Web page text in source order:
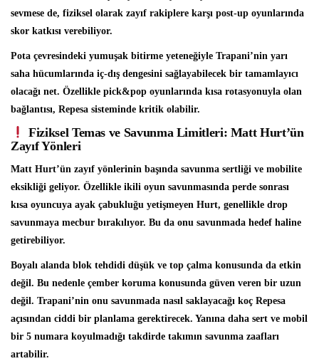
sevmese de, fiziksel olarak zayıf rakiplere karşı post-up oyunlarında
skor katkısı verebiliyor.
Pota çevresindeki yumuşak bitirme yeteneğiyle Trapani’nin yarı
saha hücumlarında iç-dış dengesini sağlayabilecek bir tamamlayıcı
olacağı net. Özellikle pick&pop oyunlarında kısa rotasyonuyla olan
bağlantısı, Repesa sisteminde kritik olabilir.
Fiziksel Temas ve Savunma Limitleri: Matt Hurt’ün
Zayıf Yönleri
Matt Hurt’ün zayıf yönlerinin başında savunma sertliği ve mobilite
eksikliği geliyor. Özellikle ikili oyun savunmasında perde sonrası
kısa oyuncuya ayak çabukluğu yetişmeyen Hurt, genellikle drop
savunmaya mecbur bırakılıyor. Bu da onu savunmada hedef haline
getirebiliyor.
Boyalı alanda blok tehdidi düşük ve top çalma konusunda da etkin
değil. Bu nedenle çember koruma konusunda güven veren bir uzun
değil. Trapani’nin onu savunmada nasıl saklayacağı koç Repesa
açısından ciddi bir planlama gerektirecek. Yanına daha sert ve mobil
bir 5 numara koyulmadığı takdirde takımın savunma zaafları
artabilir.